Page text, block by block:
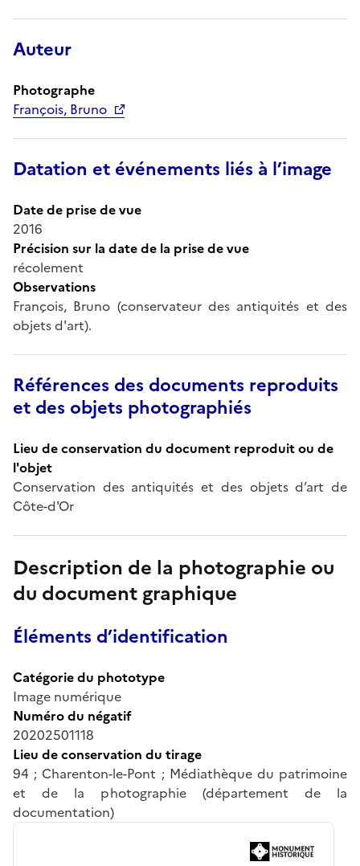
Auteur
Photographe
François, Bruno
Datation et événements liés à l’image
Date de prise de vue
2016
Précision sur la date de la prise de vue
récolement
Observations
François, Bruno (conservateur des antiquités et des
objets d'art).
Références des documents reproduits
et des objets photographiés
Lieu de conservation du document reproduit ou de
l'objet
Conservation des antiquités et des objets d’art de
Côte-d'Or
Description de la photographie ou
du document graphique
Éléments d’identification
Catégorie du phototype
Image numérique
Numéro du négatif
20202501118
Lieu de conservation du tirage
94 ; Charenton-le-Pont ; Médiathèque du patrimoine
et de la photographie (département de la
documentation)